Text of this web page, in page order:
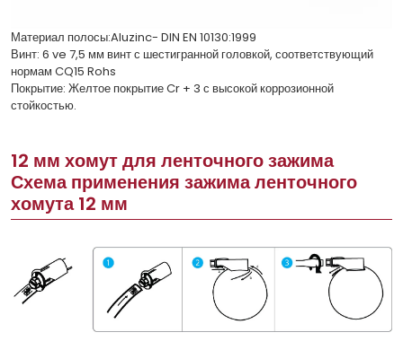
Материал полосы:Aluzinc- DIN EN 10130:1999
Винт: 6 ve 7,5 мм винт с шестигранной головкой, соответствующий
нормам CQ15 Rohs
Покрытие: Желтое покрытие Cr + 3 с высокой коррозионной
стойкостью.
12 мм хомут для ленточного зажима
Схема применения зажима ленточного
хомута 12 мм